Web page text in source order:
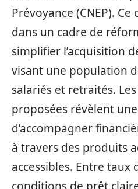
Prévoyance (CNEP). Ce
dans un cadre de
simplifier l’acquisition
visant une population
salariés et retraités.
proposées révèlent
d’accompagner
à travers des produits
accessibles. Entre taux